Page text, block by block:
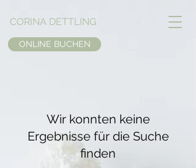
CORINA DETTLING
ONLINE BUCHEN
Wir konnten keine
Ergebnisse für die Suche
finden